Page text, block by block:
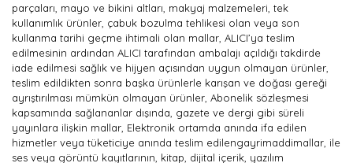
parçaları, mayo ve bikini altları, makyaj malzemeleri, tek
kullanımlık ürünler, çabuk bozulma tehlikesi olan veya son
kullanma tarihi geçme ihtimali olan mallar, ALICI’ya teslim
edilmesinin ardından ALICI tarafından ambalajı açıldığı takdirde
iade edilmesi sağlık ve hijyen açısından uygun olmayan ürünler,
teslim edildikten sonra başka ürünlerle karışan ve doğası gereği
ayrıştırılması mümkün olmayan ürünler, Abonelik sözleşmesi
kapsamında sağlananlar dışında, gazete ve dergi gibi süreli
yayınlara ilişkin mallar, Elektronik ortamda anında ifa edilen
hizmetler veya tüketiciye anında teslim edilengayrimaddimallar, ile
ses veya görüntü kayıtlarının, kitap, dijital içerik, yazılım